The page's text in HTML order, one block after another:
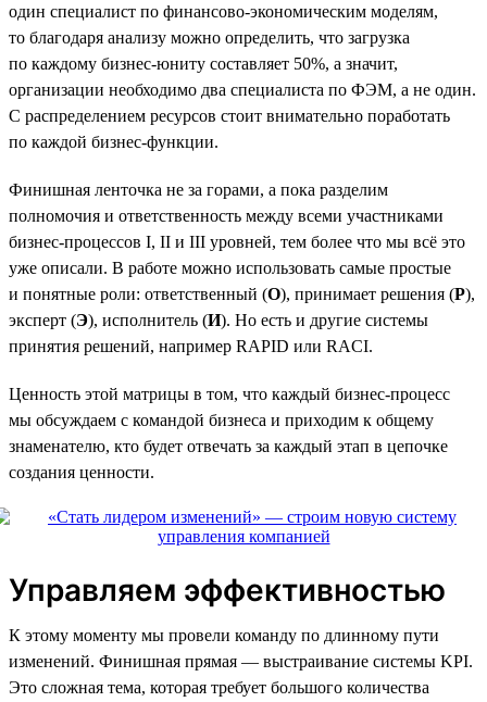
один специалист по финансово-экономическим моделям,
то благодаря анализу можно определить, что загрузка
по каждому бизнес-юниту составляет 50%, а значит,
организации необходимо два специалиста по ФЭМ, а не один.
С распределением ресурсов стоит внимательно поработать
по каждой бизнес-функции.
Финишная ленточка не за горами, а пока разделим
полномочия и ответственность между всеми участниками
бизнес-процессов I, II и III уровней, тем более что мы всё это
уже описали. В работе можно использовать самые простые
и понятные роли: ответственный (О), принимает решения (Р),
эксперт (Э), исполнитель (И). Но есть и другие системы
принятия решений, например RAPID или RACI.
Ценность этой матрицы в том, что каждый бизнес-процесс
мы обсуждаем с командой бизнеса и приходим к общему
знаменателю, кто будет отвечать за каждый этап в цепочке
создания ценности.
Управляем эффективностью
К этому моменту мы провели команду по длинному пути
изменений. Финишная прямая — выстраивание системы KPI.
Это сложная тема, которая требует большого количества